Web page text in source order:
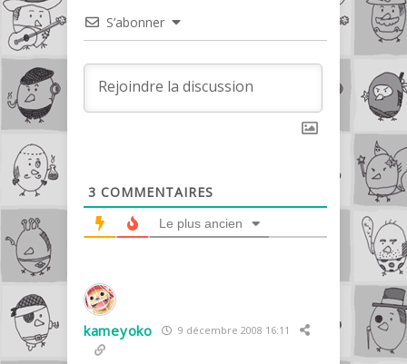
S’abonner
3 COMMENTAIRES
Le plus ancien
kameyoko 9 décembre 2008 16:11